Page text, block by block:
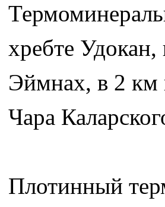
хребте
Эймнах, в 2 км
Чара
Плотинный